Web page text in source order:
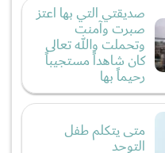
صديقتي التي بها اعتز
صبرت وآمنت
وتحملت والله تعالى
كان شاهداً مستجيباً
رحيماً بها
متى يتكلم طفل
التوحد